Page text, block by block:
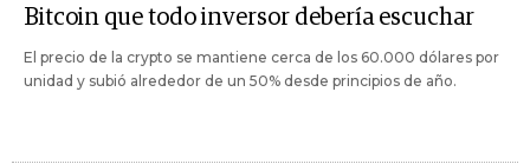
Bitcoin que todo inversor debería escuchar
El precio de la crypto se mantiene cerca de los 60.000 dólares por
unidad y subió alrededor de un 50% desde principios de año.